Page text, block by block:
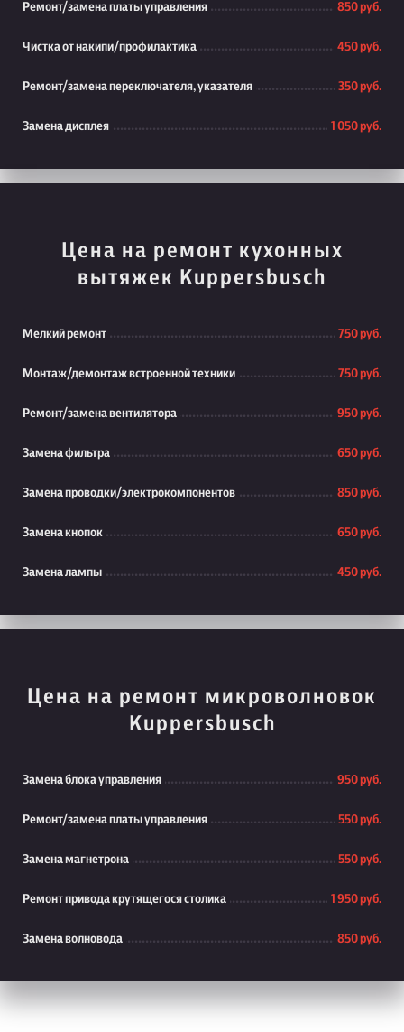
Ремонт/замена платы управления 850 руб.
Чистка от накипи/профилактика 450 руб.
Ремонт/замена переключателя, указателя 350 руб.
Замена дисплея 1 050 руб.
Цена на ремонт кухонных
вытяжек Kuppersbusch
Мелкий ремонт 750 руб.
Монтаж/демонтаж встроенной техники 750 руб.
Ремонт/замена вентилятора 950 руб.
Замена фильтра 650 руб.
Замена проводки/электрокомпонентов 850 руб.
Замена кнопок 650 руб.
Замена лампы 450 руб.
Цена на ремонт микроволновок
Kuppersbusch
Замена блока управления 950 руб.
Ремонт/замена платы управления 550 руб.
Замена магнетрона 550 руб.
Ремонт привода крутящегося столика 1 950 руб.
Замена волновода 850 руб.